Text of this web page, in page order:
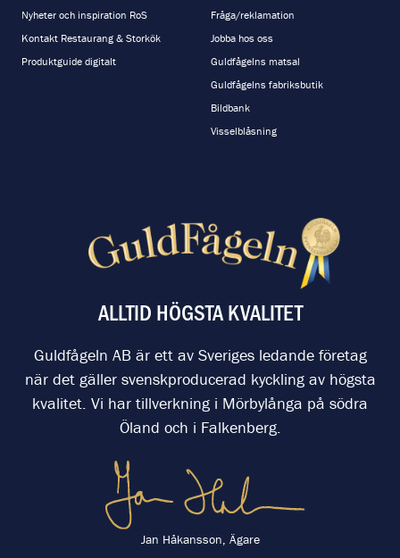
Nyheter och inspiration RoS
Kontakt Restaurang & Storkök
Produktguide digitalt
Fråga/reklamation
Jobba hos oss
Guldfågelns matsal
Guldfågelns fabriksbutik
Bildbank
Visselblåsning
ALLTID HÖGSTA KVALITET
Guldfågeln AB är ett av Sveriges ledande företag
när det gäller svenskproducerad kyckling av högsta
kvalitet. Vi har tillverkning i Mörbylånga på södra
Öland och i Falkenberg.
Jan Håkansson, Ägare